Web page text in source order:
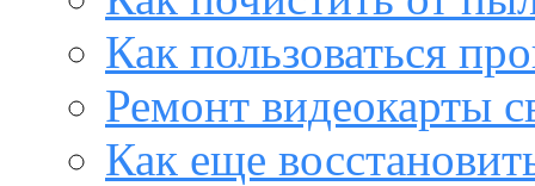
Как пользоваться
Ремонт видеокарты
Как еще